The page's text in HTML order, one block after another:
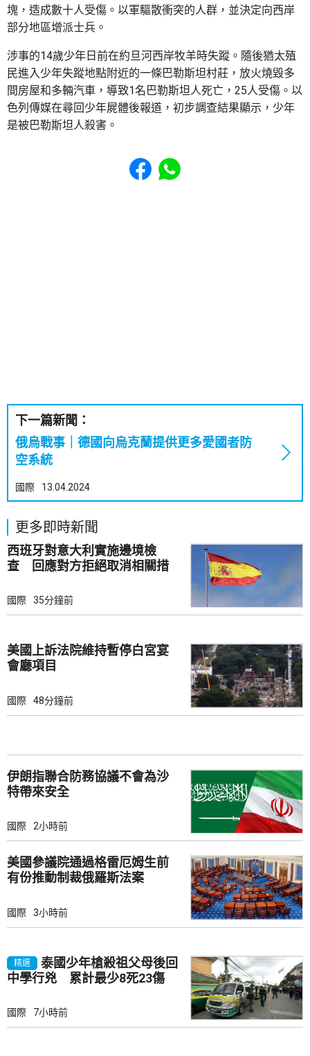
塊，造成數十人受傷。以軍驅散衝突的人群，並決定向西岸
部分地區增派士兵。
涉事的14歲少年日前在約旦河西岸牧羊時失蹤。隨後猶太殖
民進入少年失蹤地點附近的一條巴勒斯坦村莊，放火燒毀多
間房屋和多輛汽車，導致1名巴勒斯坦人死亡，25人受傷。以
色列傳媒在尋回少年屍體後報道，初步調查結果顯示，少年
是被巴勒斯坦人殺害。
Share to Facebook
Share to WhatsApp
下一篇新聞：
俄烏戰事｜德國向烏克蘭提供更多愛國者防
空系統
國際 13.04.2024
更多即時新聞
西班牙對意大利實施邊境檢
查 回應對方拒絕取消相關措
國際 35分鐘前
美國上訴法院維持暫停白宮宴
會廳項目
國際 48分鐘前
伊朗指聯合防務協議不會為沙
特帶來安全
國際 2小時前
美國參議院通過格雷厄姆生前
有份推動制裁俄羅斯法案
國際 3小時前
精選
泰國少年槍殺祖父母後回
中學行兇 累計最少8死23傷
國際 7小時前